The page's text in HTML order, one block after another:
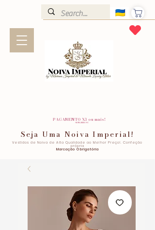
PAGAMENTO X3 ou mais!
SEM JUROS!
Seja Uma Noiva Imperial!
Vestidos de Noiva de Alta Qualidade ao Melhor Preço!. Confeção
própria
Marcação Obrigatória